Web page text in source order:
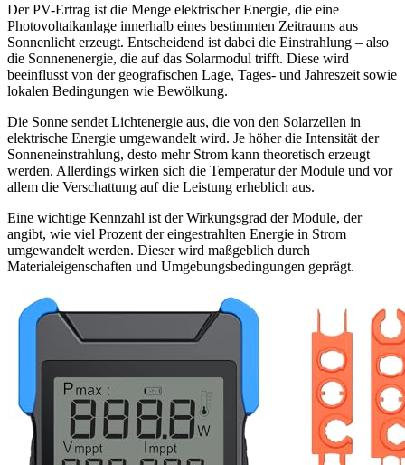
Der PV-Ertrag ist die Menge elektrischer Energie, die eine
Photovoltaikanlage innerhalb eines bestimmten Zeitraums aus
Sonnenlicht erzeugt. Entscheidend ist dabei die Einstrahlung – also
die Sonnenenergie, die auf das Solarmodul trifft. Diese wird
beeinflusst von der geografischen Lage, Tages- und Jahreszeit sowie
lokalen Bedingungen wie Bewölkung.
Die Sonne sendet Lichtenergie aus, die von den Solarzellen in
elektrische Energie umgewandelt wird. Je höher die Intensität der
Sonneneinstrahlung, desto mehr Strom kann theoretisch erzeugt
werden. Allerdings wirken sich die Temperatur der Module und vor
allem die Verschattung auf die Leistung erheblich aus.
Eine wichtige Kennzahl ist der Wirkungsgrad der Module, der
angibt, wie viel Prozent der eingestrahlten Energie in Strom
umgewandelt werden. Dieser wird maßgeblich durch
Materialeigenschaften und Umgebungsbedingungen geprägt.